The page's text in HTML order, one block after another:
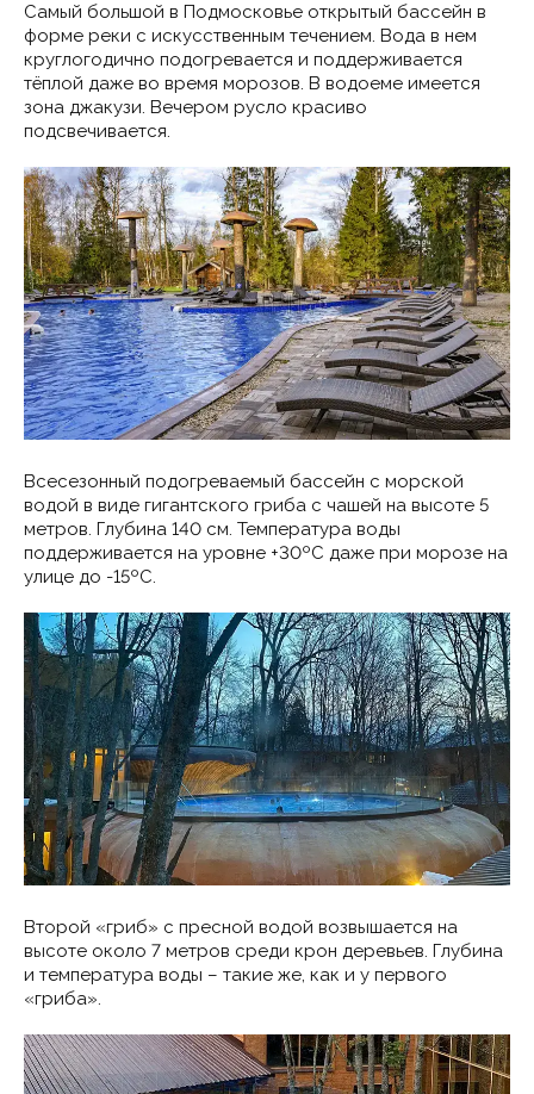
Самый большой в Подмосковье открытый бассейн в
форме реки с искусственным течением. Вода в нем
круглогодично подогревается и поддерживается
тёплой даже во время морозов. В водоеме имеется
зона джакузи. Вечером русло красиво
подсвечивается.
Всесезонный подогреваемый бассейн с морской
водой в виде гигантского гриба с чашей на высоте 5
метров. Глубина 140 см. Температура воды
поддерживается на уровне +30ºС даже при морозе на
улице до -15ºС.
Второй «гриб» с пресной водой возвышается на
высоте около 7 метров среди крон деревьев. Глубина
и температура воды – такие же, как и у первого
«гриба».